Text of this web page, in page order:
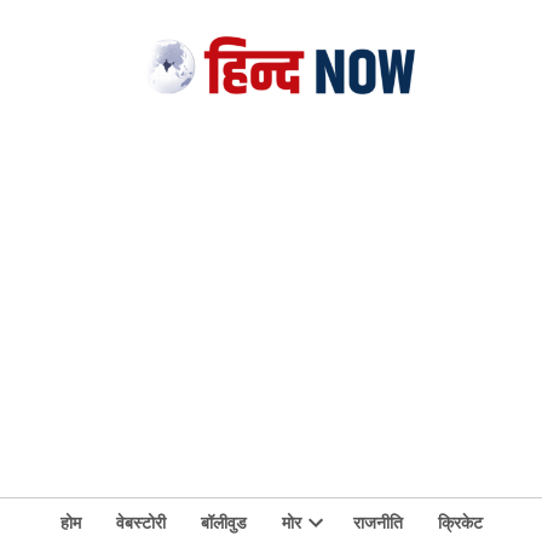
होम वेबस्टोरी बॉलीवुड मोर राजनीति
क्रिकेट